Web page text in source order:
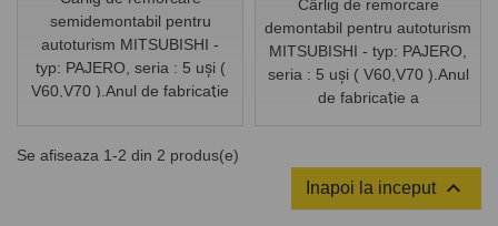
semidemontabil pentru
autoturism MITSUBISHI -
typ: PAJERO, seria : 5 uşi (
V60,V70 ).Anul de fabricaţie
Cârlig de remorcare
demontabil pentru autoturism
MITSUBISHI - typ: PAJERO,
seria : 5 uşi ( V60,V70 ).Anul
de fabricaţie a
Se afiseaza 1-2 din 2 produs(e)
Inapoi la inceput 